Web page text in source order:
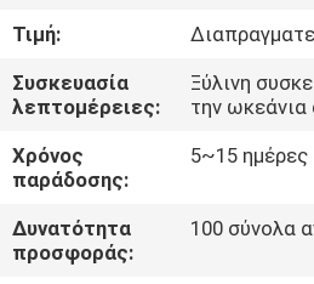
ΕΛΆΤΕ
ΣΕ
ΕΠΑΦΉ
ΜΕ
ΕΙΔΉΣΕΙΣ
Τιμή:
Συσκευασία
λεπτομέρειες:
Ξύλινη
την
Χρόνος
παράδοσης:
5~15 ημέρες
Δυνατότητα
προσφοράς:
100 σύνολα